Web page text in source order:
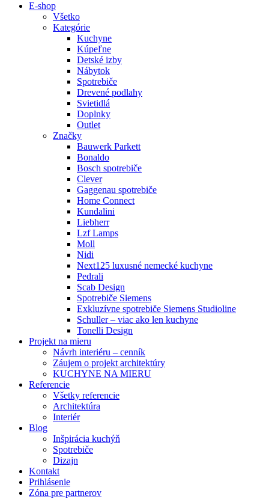
E-shop
Všetko
Kategórie
Kuchyne
Kúpeľne
Detské izby
Nábytok
Spotrebiče
Drevené podlahy
Svietidlá
Doplnky
Outlet
Značky
Bauwerk Parkett
Bonaldo
Bosch spotrebiče
Clever
Gaggenau spotrebiče
Home Connect
Kundalini
Liebherr
Lzf Lamps
Moll
Nidi
Next125 luxusné nemecké kuchyne
Pedrali
Scab Design
Spotrebiče Siemens
Exkluzívne spotrebiče Siemens Studioline
Schuller – viac ako len kuchyne
Tonelli Design
Projekt na mieru
Návrh interiéru – cenník
Záujem o projekt architektúry
KUCHYNE NA MIERU
Referencie
Všetky referencie
Architektúra
Interiér
Blog
Inšpirácia kuchýň
Spotrebiče
Dizajn
Kontakt
Prihlásenie
Zóna pre partnerov